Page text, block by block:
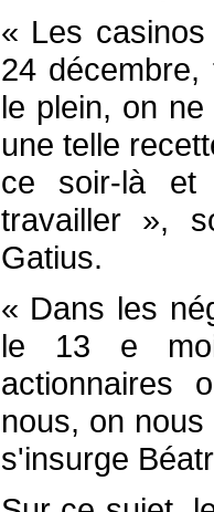
« Les
24
le plein, on
une telle
ce soir-là et
travailler »,
Gatius.
« Dans les
le 13 e
actionnaires
nous, on
s'insurge